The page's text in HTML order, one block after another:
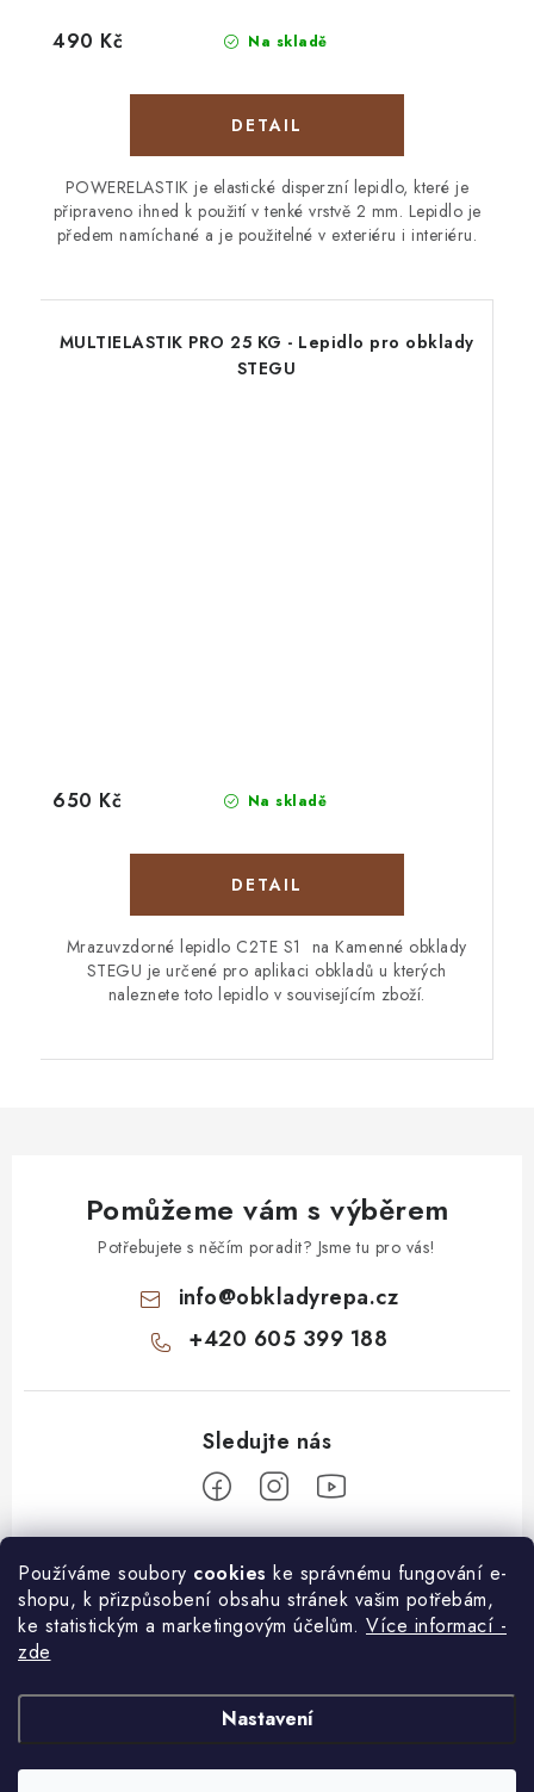
Používáme soubory cookies ke správnému fungování e-
shopu, k přizpůsobení obsahu stránek vašim potřebám,
ke statistickým a marketingovým účelům. Více informací -
zde
Nastavení
Na skladě
490 Kč
POWERELASTIK je elastické disperzní lepidlo, které je
připraveno ihned k použití v tenké vrstvě 2 mm. Lepidlo je
předem namíchané a je použitelné v exteriéru i interiéru.
MULTIELASTIK PRO 25 KG - Lepidlo pro obklady
STEGU
Na skladě
650 Kč
Mrazuvzdorné lepidlo C2TE S1 na Kamenné obklady
STEGU je určené pro aplikaci obkladů u kterých
naleznete toto lepidlo v souvisejícím zboží.
Pomůžeme vám s výběrem
Potřebujete s něčím poradit? Jsme tu pro vás!
info@obkladyrepa.cz
+420 605 399 188
Z
O nákupu
Doprava a platba
Inspirace
Informace pro Vás
Pomůžeme Vám s VÝBĚREM obkladu